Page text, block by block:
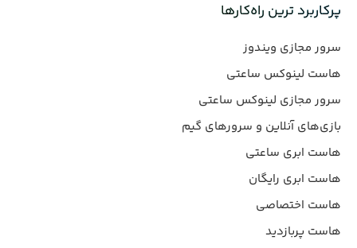
پرکاربرد ترین راه‌کارها
سرور مجازی ویندوز
هاست لینوکس ساعتی
سرور مجازی لینوکس ساعتی
بازی‌های آنلاین و سرورهای گیم
هاست ابری ساعتی
هاست ابری رایگان
هاست اختصاصی
هاست پربازدید